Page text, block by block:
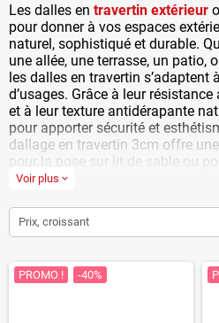
Les dalles en travertin extérieur
pour donner à vos espaces
naturel, sophistiqué et durable.
une allée, une terrasse, un patio,
les dalles en travertin s’adaptent
d’usages. Grâce à leur
et à leur texture antidérapante
pour apporter sécurité et
dallage en travertin 3cm offre
pour la pose sur lit de sable ou
nos dalles carrossables en pierre
Voir plus expand_more
Prix, croissant
PROMO ! -40%